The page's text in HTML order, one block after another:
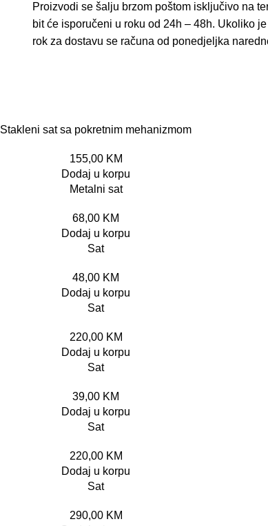
Proizvodi se šalju brzom poštom isključivo na
bit će isporučeni u roku od 24h – 48h. Ukoliko
rok za dostavu se računa od ponedjeljka
Stakleni sat sa pokretnim mehanizmom
155,00 KM
Dodaj u korpu
Metalni sat
68,00 KM
Dodaj u korpu
Sat
48,00 KM
Dodaj u korpu
Sat
220,00 KM
Dodaj u korpu
Sat
39,00 KM
Dodaj u korpu
Sat
220,00 KM
Dodaj u korpu
Sat
290,00 KM